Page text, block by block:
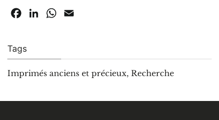
FacebookLinkedInWhatsApp
Tags
Imprimés anciens et précieux, Recherche